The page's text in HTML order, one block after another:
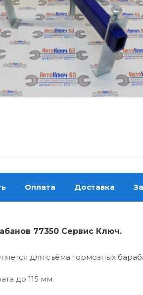
Оплата Доставка
77350 Сервис Ключ.
для съёма тормозных
до 115 мм.